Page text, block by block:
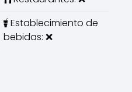
Establecimiento de
bebidas: ❌